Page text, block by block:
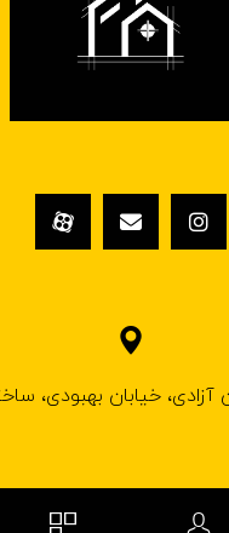
آزادی، خیابان بهبودی،